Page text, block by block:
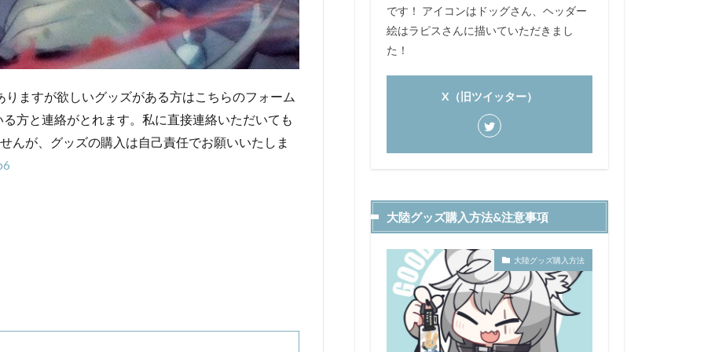
ますが欲しいグッズがある方はこちらのフォーム
方と連絡がとれます。私に直接連絡いただいても
が、グッズの購入は自己責任でお願いいたしま
です！ アイコンはドッグさん、ヘッダー
絵はラピスさんに描いていただきまし
た！
X（旧ツイッター）
大陸グッズ購入方法&注意事項
大陸グッズ購入方法